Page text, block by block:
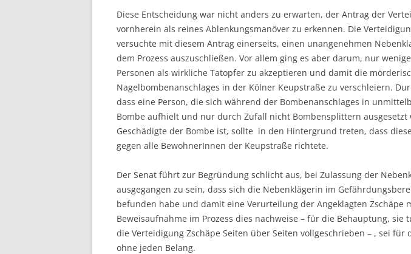
Diese Entscheidung war nicht anders zu erwarten, der Antrag der
vornherein als reines Ablenkungsmanöver zu erkennen. Die
versuchte mit diesem Antrag einerseits, einen unangenehmen
dem Prozess auszuschließen. Vor allem ging es aber darum, nur
Personen als wirkliche Tatopfer zu akzeptieren und damit die
Nagelbombenanschlages in der Kölner Keupstraße zu verschleiern.
dass eine Person, die sich während der Bombenanschlages in
Bombe aufhielt und nur durch Zufall nicht Bombensplittern ausgesetzt
Geschädigte der Bombe ist, sollte in den Hintergrund treten, dass
gegen alle BewohnerInnen der Keupstraße richtete.
Der Senat führt zur Begründung schlicht aus, bei Zulassung der
ausgegangen zu sein, dass sich die Nebenklägerin im
befunden habe und damit eine Verurteilung der Angeklagten Zschäpe
Beweisaufnahme im Prozess dies nachweise – für die Behauptung, sie
die Verteidigung Zschäpe Seiten über Seiten vollgeschrieben – , sei für
ohne jeden Belang.